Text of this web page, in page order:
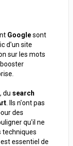
Googlesont
d'un site
sur les mots
du search
. Ils n'ont pas
des
qu'il ne
techniques
essentiel de